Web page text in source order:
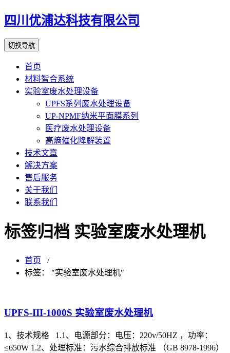
四川优浦达科技有限公司
切换导航
首页
材料智合系统
实验室废水处理设备
UPFS系列废水处理设备
UP-NPMF纳米平面膜系列
医疗废水处理设备
高熵催化降解装置
技术文章
解决方案
售后服务
关于我们
联系我们
标签归档 实验室废水处理机
首页 /
标签： "实验室废水处理机"
UPFS-III-1000S 实验室废水处理机
1、技术规格 1.1、电源部分：电压：220v/50HZ ，功率：
≤650W 1.2、处理标准：污水综合排放标准 （GB 8978-1996）